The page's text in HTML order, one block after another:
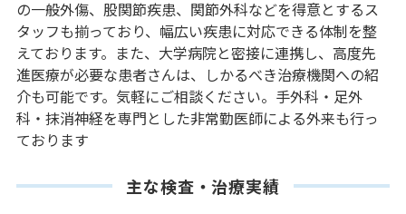
の一般外傷、股関節疾患、関節外科などを得意とするス
タッフも揃っており、幅広い疾患に対応できる体制を整
えております。また、大学病院と密接に連携し、高度先
進医療が必要な患者さんは、しかるべき治療機関への紹
介も可能です。気軽にご相談ください。手外科・足外
科・抹消神経を専門とした非常勤医師による外来も行っ
ております
主な検査・治療実績